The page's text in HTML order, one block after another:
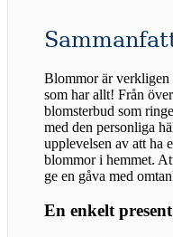
Blommor är verkligen
som har allt! Från
blomsterbud som
med den personliga
upplevelsen av att ha
blommor i hemmet.
ge en gåva med
En enkelt